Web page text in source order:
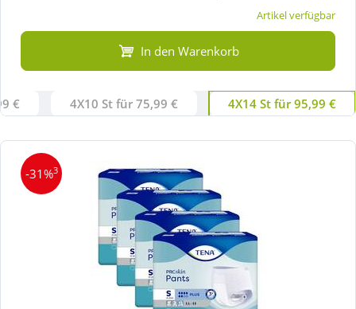
Artikel verfügbar
In den Warenkorb
€ 4X10 St für 75,99 € 4X14 St für 95,99 €
-31%3